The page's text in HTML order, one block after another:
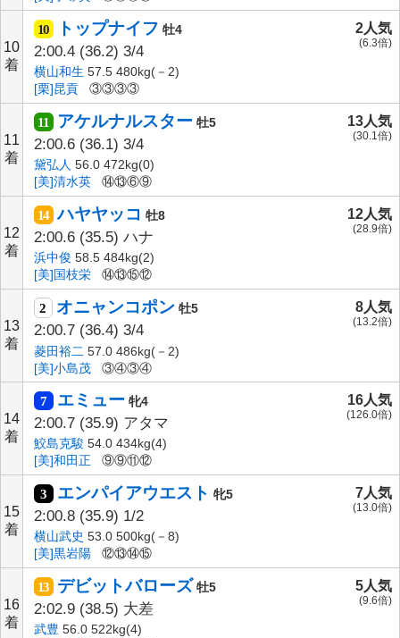
10
着
10 トップナイフ 牡4
2:00.4 (36.2) 3/4
横山和生 57.5 480kg(－2)
[栗]昆貢
③③③③
2人気
(6.3倍)
11
着
11 アケルナルスター 牡5
2:00.6 (36.1) 3/4
黛弘人 56.0 472kg(0)
[美]清水英
⑭⑬⑥⑨
13人気
(30.1倍)
12
着
14 ハヤヤッコ 牡8
2:00.6 (35.5) ハナ
浜中俊 58.5 484kg(2)
[美]国枝栄
⑭⑬⑮⑫
12人気
(28.9倍)
13
着
2 オニャンコポン 牡5
2:00.7 (36.4) 3/4
菱田裕二 57.0 486kg(－2)
[美]小島茂
③④③④
8人気
(13.2倍)
14
着
7 エミュー 牝4
2:00.7 (35.9) アタマ
鮫島克駿 54.0 434kg(4)
[美]和田正
⑨⑨⑪⑫
16人気
(126.0倍)
15
着
3 エンパイアウエスト 牝5
2:00.8 (35.9) 1/2
横山武史 53.0 500kg(－8)
[美]黒岩陽
⑫⑬⑭⑮
7人気
(13.0倍)
16
着
13 デビットバローズ 牡5
2:02.9 (38.5) 大差
武豊 56.0 522kg(4)
5人気
(9.6倍)